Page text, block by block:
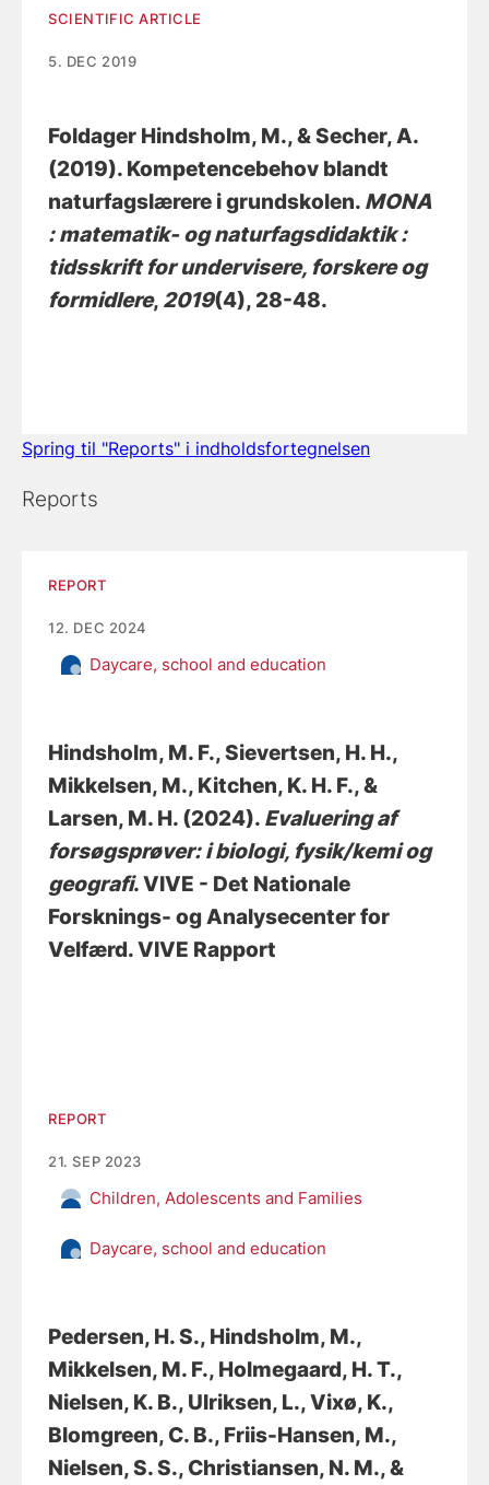
SCIENTIFIC ARTICLE
5. DEC 2019
Foldager Hindsholm, M., & Secher, A.
(2019). Kompetencebehov blandt
naturfagslærere i grundskolen. MONA
: matematik- og naturfagsdidaktik :
tidsskrift for undervisere, forskere og
formidlere, 2019(4), 28-48.
Spring til "Reports" i indholdsfortegnelsen
Reports
REPORT
12. DEC 2024
Daycare, school and education
Hindsholm, M. F., Sievertsen, H. H.,
Mikkelsen, M., Kitchen, K. H. F., &
Larsen, M. H. (2024). Evaluering af
forsøgsprøver: i biologi, fysik/kemi og
geografi. VIVE - Det Nationale
Forsknings- og Analysecenter for
Velfærd. VIVE Rapport
REPORT
21. SEP 2023
Children, Adolescents and Families
Daycare, school and education
Pedersen, H. S., Hindsholm, M.,
Mikkelsen, M. F., Holmegaard, H. T.,
Nielsen, K. B., Ulriksen, L., Vixø, K.,
Blomgreen, C. B., Friis-Hansen, M.,
Nielsen, S. S., Christiansen, N. M., &